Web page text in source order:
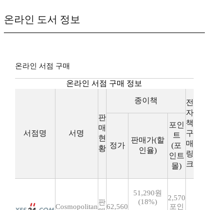
온라인 도서 정보
온라인 서점 구매
온라인 서점 구매 정보
서점명 서명
판
매
현
황
종이책
전
자
책
구
매
링
크
정가
판매가(할
인율)
포인
트
(포
인트
몰)
Cosmopolitan
판
62,560
51,290원
(18%)
2,570
포인